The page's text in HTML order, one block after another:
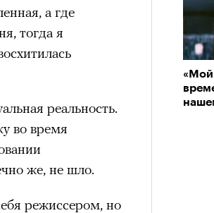
а где
тогда я
реальность.
во время
же, не шло.
режиссером, но
Жереми
актуальность —
(Les Yeux
Труиля.
первого
присвоено его
AFC Richmond.
команде, к
Рейнольдс
присутствие
инфополе.